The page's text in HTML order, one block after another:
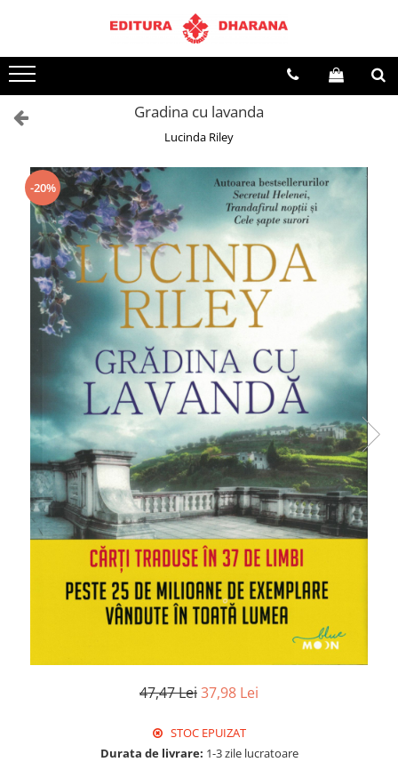
Terapii
Dietoterapie
Gradina cu lavanda
Lucinda Riley
-20%
47,47 Lei37,98 Lei
STOC EPUIZAT
Durata de livrare: 1-3 zile lucratoare